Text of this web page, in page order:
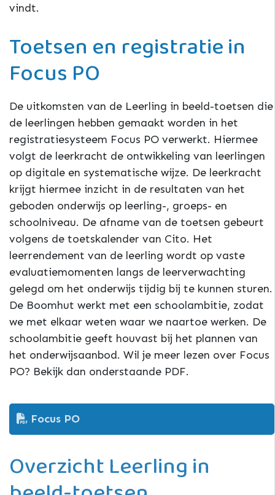
vindt.
Toetsen en registratie in
Focus PO
De uitkomsten van de Leerling in beeld-toetsen die
de leerlingen hebben gemaakt worden in het
registratiesysteem Focus PO verwerkt. Hiermee
volgt de leerkracht de ontwikkeling van leerlingen
op digitale en systematische wijze. De leerkracht
krijgt hiermee inzicht in de resultaten van het
geboden onderwijs op leerling-, groeps- en
schoolniveau. De afname van de toetsen gebeurt
volgens de toetskalender van Cito. Het
leerrendement van de leerling wordt op vaste
evaluatiemomenten langs de leerverwachting
gelegd om het onderwijs tijdig bij te kunnen sturen.
De Boomhut werkt met een schoolambitie, zodat
we met elkaar weten waar we naartoe werken. De
schoolambitie geeft houvast bij het plannen van
het onderwijsaanbod. Wil je meer lezen over Focus
PO? Bekijk dan onderstaande PDF.
Focus PO
Overzicht Leerling in